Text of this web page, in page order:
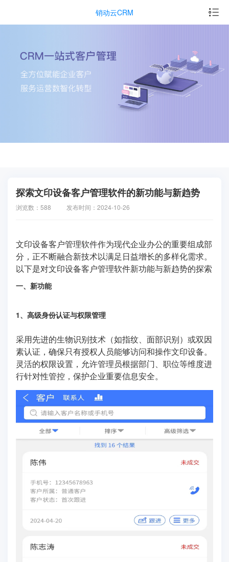
销动云CRM
探索文印设备客户管理软件的新功能与新趋势
浏览数：588 发布时间：2024-10-26
文印设备客户管理软件作为现代企业办公的重要组成部
分，正不断融合新技术以满足日益增长的多样化需求。
以下是对文印设备客户管理软件新功能与新趋势的探索
一、新功能
1、高级身份认证与权限管理
采用先进的生物识别技术（如指纹、面部识别）或双因
素认证，确保只有授权人员能够访问和操作文印设备。
灵活的权限设置，允许管理员根据部门、职位等维度进
行针对性管控，保护企业重要信息安全。